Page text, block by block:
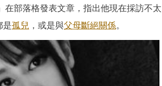
部落格發表文章，指出他現在採訪不
是孤兒 ，或是與父母斷絕關係。